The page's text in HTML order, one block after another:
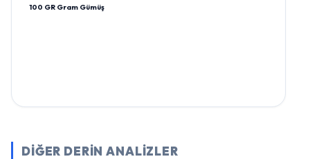
100 GR Gram Gümüş
DİĞER DERİN ANALİZLER